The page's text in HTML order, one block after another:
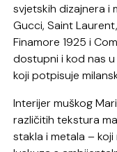
svjetskih dizajnera i
Gucci, Saint
Finamore 1925 i
dostupni i kod nas
koji potpisuje
Interijer muškog
različitih tekstura
stakla i metala –